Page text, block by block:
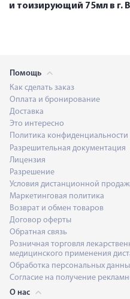
и тоизирующий 75мл в г.
Помощь
Как сделать заказ
Оплата и бронирование
Доставка
Это интересно
Политика конфиденциальности
Разрешительная документация
Лицензия
Разрешение
Условия дистанционной
Маркетинговая политика
Возврат и обмен товаров
Договор оферты
Обратная связь
Розничная торговля
медицинского применения
Обработка персональных
Согласие на получение
О нас